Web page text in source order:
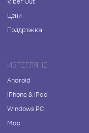
Цени
Поддръжка
ИЗТЕГЛЯНЕ
Android
iPhone & iPad
Windows PC
Mac